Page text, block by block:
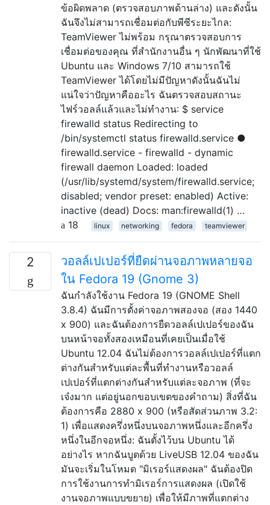
ข้อผิดพลาด (ตรวจสอบภาพด้านล่าง) และดังนั้น
ฉันจึงไม่สามารถเชื่อมต่อกับพีซีระยะไกล:
TeamViewer ไม่พร้อม กรุณาตรวจสอบการ
เชื่อมต่อของคุณ ที่สำนักงานอื่น ๆ นักพัฒนาที่ใช้
Ubuntu และ Windows 7/10 สามารถใช้
TeamViewer ได้โดยไม่มีปัญหาดังนั้นฉันไม่
แน่ใจว่าปัญหาคืออะไร ฉันตรวจสอบสถานะ
ไฟร์วอลล์แล้วและไม่ทำงาน: $ service
firewalld status Redirecting to
/bin/systemctl status firewalld.service ●
firewalld.service - firewalld - dynamic
firewall daemon Loaded: loaded
(/usr/lib/systemd/system/firewalld.service;
disabled; vendor preset: enabled) Active:
inactive (dead) Docs: man:firewalld(1) …
18
linux networking fedora teamviewer
2
วอลล์เปเปอร์ที่ยืดผ่านจอภาพหลายจอ
ใน Fedora 19 (Gnome 3)
ฉันกำลังใช้งาน Fedora 19 (GNOME Shell
3.8.4) ฉันมีการตั้งค่าจอภาพสองจอ (สอง 1440
x 900) และฉันต้องการยืดวอลล์เปเปอร์ของฉัน
บนหน้าจอทั้งสองเหมือนที่เคยเป็นเมื่อใช้
Ubuntu 12.04 ฉันไม่ต้องการวอลล์เปเปอร์ที่แตก
ต่างกันสำหรับแต่ละพื้นที่ทำงานหรือวอลล์
เปเปอร์ที่แตกต่างกันสำหรับแต่ละจอภาพ (ที่จะ
เจ๋งมาก แต่อยู่นอกขอบเขตของคำถาม) สิ่งที่ฉัน
ต้องการคือ 2880 x 900 (หรือสัดส่วนภาพ 3.2:
1) เพื่อแสดงครึ่งหนึ่งบนจอภาพหนึ่งและอีกครึ่ง
หนึ่งในอีกจอหนึ่ง: ฉันตั้งไว้บน Ubuntu ได้
อย่างไร หากฉันบูตด้วย LiveUSB 12.04 ของฉัน
มันจะเริ่มในโหมด "มิเรอร์แสดงผล" ฉันต้องปิด
การใช้งานการทำมิเรอร์การแสดงผล (เปิดใช้
งานจอภาพแบบขยาย) เพื่อให้มีภาพที่แตกต่าง